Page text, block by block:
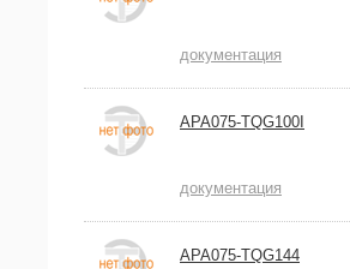
документация
APA075-TQG100I
документация
APA075-TQG144